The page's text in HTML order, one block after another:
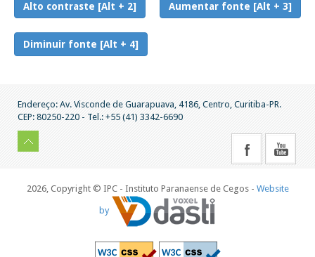
Alto contraste [Alt + 2] Aumentar fonte [Alt + 3]
Diminuir fonte [Alt + 4]
Endereço: Av. Visconde de Guarapuava, 4186, Centro, Curitiba-PR.
CEP: 80250-220 - Tel.: +55 (41) 3342-6690
2026, Copyright © IPC - Instituto Paranaense de Cegos - Website
by